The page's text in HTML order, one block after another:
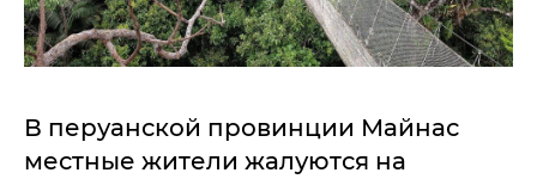
В перуанской провинции Майнас
местные жители жалуются на